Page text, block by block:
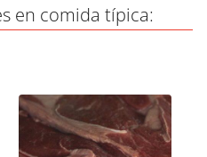
en comida típica: